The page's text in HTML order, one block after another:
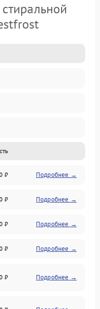
₽ Подробнее →
₽ Подробнее →
₽ Подробнее →
₽ Подробнее →
₽ Подробнее →